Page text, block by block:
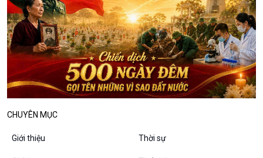
CHUYÊN MỤC
Giới thiệu Thời sự